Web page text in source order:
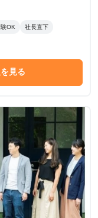
OK 社長直下
見る